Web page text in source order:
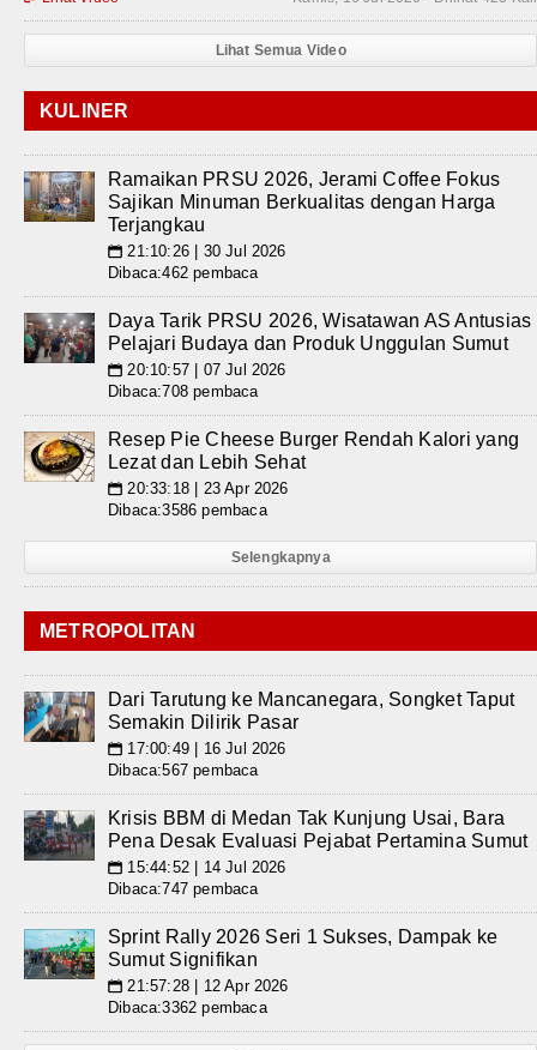
Lihat Semua Video
KULINER
Ramaikan PRSU 2026, Jerami Coffee Fokus
Sajikan Minuman Berkualitas dengan Harga
Terjangkau
📅 21:10:26 | 30 Jul 2026
Dibaca:462 pembaca
Daya Tarik PRSU 2026, Wisatawan AS Antusias
Pelajari Budaya dan Produk Unggulan Sumut
📅 20:10:57 | 07 Jul 2026
Dibaca:708 pembaca
Resep Pie Cheese Burger Rendah Kalori yang
Lezat dan Lebih Sehat
📅 20:33:18 | 23 Apr 2026
Dibaca:3586 pembaca
Selengkapnya
METROPOLITAN
Dari Tarutung ke Mancanegara, Songket Taput
Semakin Dilirik Pasar
📅 17:00:49 | 16 Jul 2026
Dibaca:567 pembaca
Krisis BBM di Medan Tak Kunjung Usai, Bara
Pena Desak Evaluasi Pejabat Pertamina Sumut
📅 15:44:52 | 14 Jul 2026
Dibaca:747 pembaca
Sprint Rally 2026 Seri 1 Sukses, Dampak ke
Sumut Signifikan
📅 21:57:28 | 12 Apr 2026
Dibaca:3362 pembaca